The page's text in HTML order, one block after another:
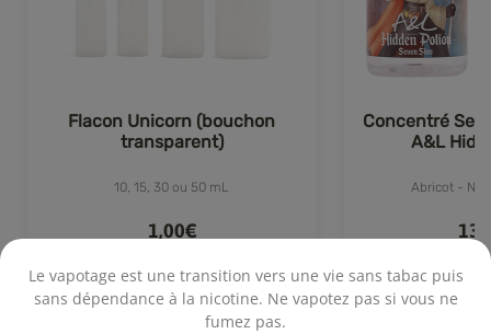
Le vapotage est une transition vers une vie sans tabac puis
sans dépendance à la nicotine. Ne vapotez pas si vous ne
fumez pas.
Flacon Unicorn (bouchon
transparent)
10, 15, 30 ou 50 mL
1,00€
Concentré
A&L
Abricot -